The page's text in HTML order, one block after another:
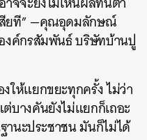
สียที” —คุณอุดมลักษณ์
งค์กรสัมพันธ์ บริษัทบ้านปู
งให้แยกขยะทุกครั้ง ไม่ว่า
บางคันยังไม่แยกก็เถอะ
านะประชาชน มันก็ไม่ได้